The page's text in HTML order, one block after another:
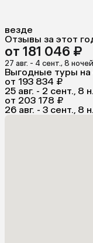
везде
Отзывы за этот
от 181 046 ₽
27 авг. - 4 сент., 8 ночей
Выгодные туры
от 193 834 ₽
25 авг. - 2 сент., 8 н.
от 203 178 ₽
26 авг. - 3 сент., 8 н.